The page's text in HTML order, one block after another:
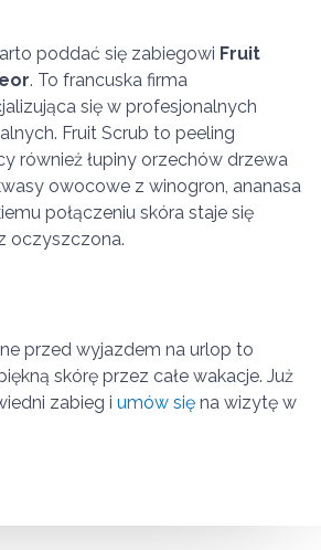
poddać się zabiegowi Fruit
. To francuska firma
się w profesjonalnych
Fruit Scrub to peeling
również łupiny orzechów drzewa
owocowe z winogron, ananasa
połączeniu skóra staje się
oczyszczona.
przed wyjazdem na urlop to
skórę przez całe wakacje. Już
zabieg i umów się na wizytę w